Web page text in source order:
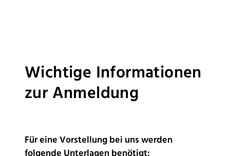
Wichtige Informationen
zur Anmeldung
Für eine Vorstellung bei uns werden